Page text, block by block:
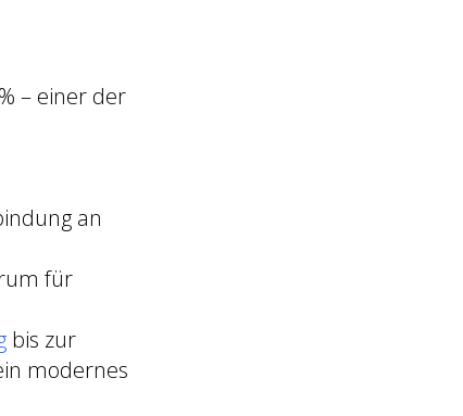
– einer der
an
für
bis zur
modernes